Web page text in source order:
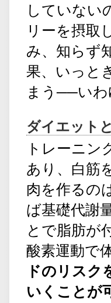
していない
リーを摂取
み、知らず
果、いっと
まう──い
ダイエット
トレーニン
あり、白筋
肉を作るの
ば基礎代謝
とで脂肪が
酸素運動で
ドのリスク
いくことが